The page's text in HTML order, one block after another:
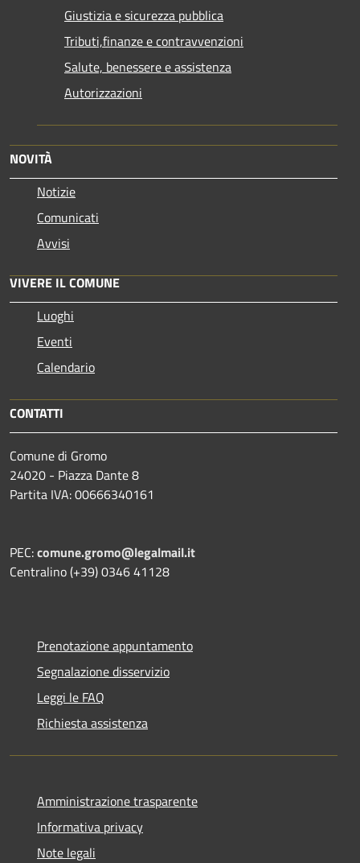
Giustizia e sicurezza pubblica
Tributi,finanze e contravvenzioni
Salute, benessere e assistenza
Autorizzazioni
NOVITÀ
Notizie
Comunicati
Avvisi
VIVERE IL COMUNE
Luoghi
Eventi
Calendario
CONTATTI
Comune di Gromo
24020 - Piazza Dante 8
Partita IVA: 00666340161
PEC:comune.gromo@legalmail.it
Centralino (+39) 0346 41128
Prenotazione appuntamento
Segnalazione disservizio
Leggi le FAQ
Richiesta assistenza
Amministrazione trasparente
Informativa privacy
Note legali